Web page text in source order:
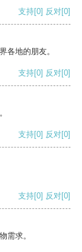
支持[0] 反对[0]
各地的朋友。
支持[0] 反对[0]
支持[0] 反对[0]
支持[0] 反对[0]
需求。